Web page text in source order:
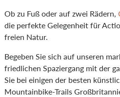
Ob zu Fuß oder auf zwei Rädern,
die perfekte Gelegenheit für
freien Natur.
Begeben Sie sich auf unseren
friedlichen Spaziergang mit der
Sie bei einigen der besten
Mountainbike-Trails